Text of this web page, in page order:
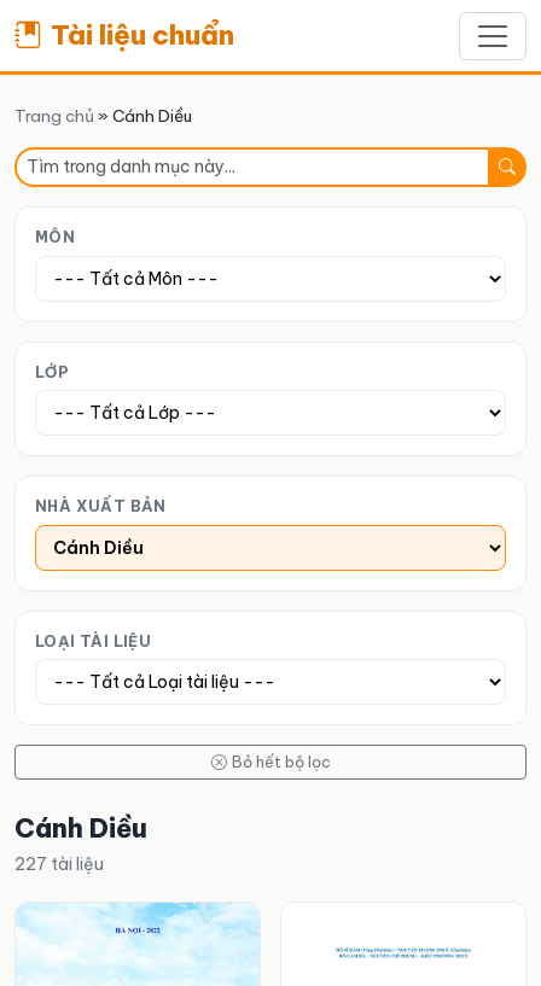
Tài liệu chuẩn
Trang chủ » Cánh Diều
MÔN
LỚP
NHÀ XUẤT BẢN
LOẠI TÀI LIỆU
Bỏ hết bộ lọc
Cánh Diều
227 tài liệu